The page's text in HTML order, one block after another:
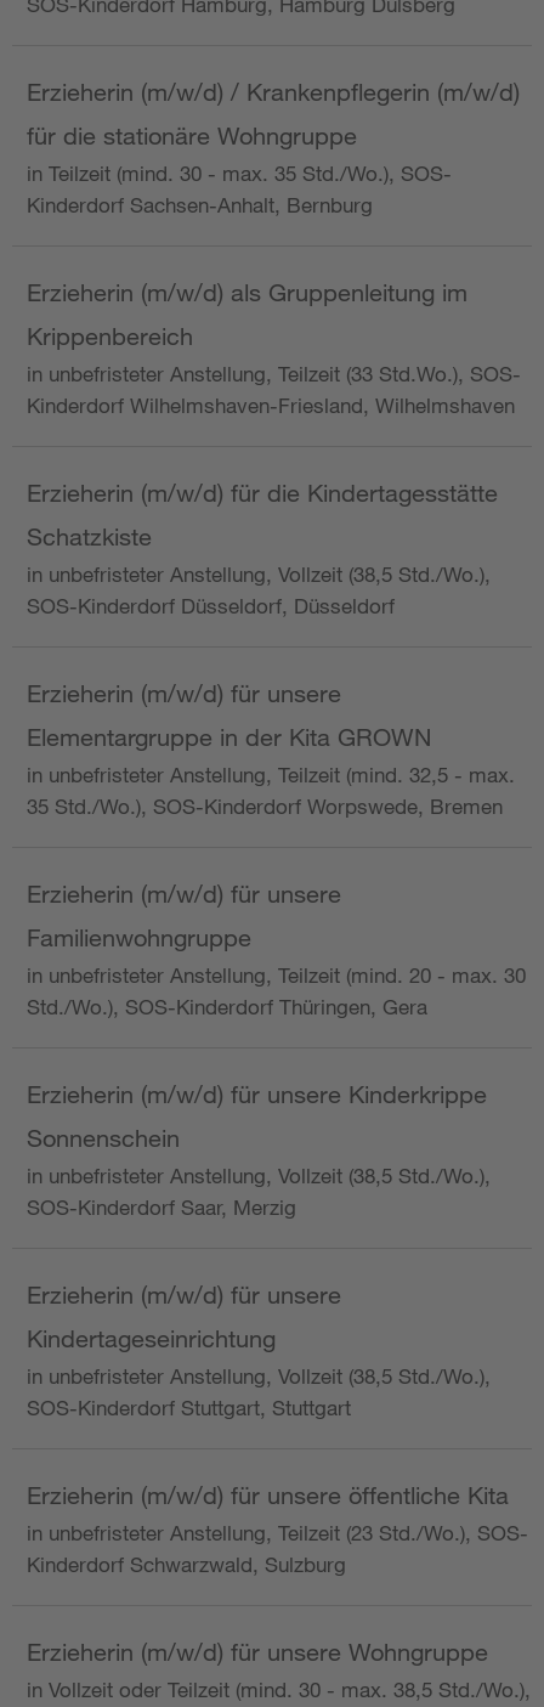
Erzieherin (m/w/d) / Krankenpflegerin (m/w/d)
für die stationäre Wohngruppe
in Teilzeit (mind. 30 - max. 35 Std./Wo.), SOS-
Kinderdorf Sachsen-Anhalt, Bernburg
Erzieherin (m/w/d) als Gruppenleitung im
Krippenbereich
in unbefristeter Anstellung, Teilzeit (33 Std.Wo.), SOS-
Kinderdorf Wilhelmshaven-Friesland, Wilhelmshaven
Erzieherin (m/w/d) für die Kindertagesstätte
Schatzkiste
in unbefristeter Anstellung, Vollzeit (38,5 Std./Wo.),
SOS-Kinderdorf Düsseldorf, Düsseldorf
Erzieherin (m/w/d) für unsere
Elementargruppe in der Kita GROWN
in unbefristeter Anstellung, Teilzeit (mind. 32,5 - max.
35 Std./Wo.), SOS-Kinderdorf Worpswede, Bremen
Erzieherin (m/w/d) für unsere
Familienwohngruppe
in unbefristeter Anstellung, Teilzeit (mind. 20 - max. 30
Std./Wo.), SOS-Kinderdorf Thüringen, Gera
Erzieherin (m/w/d) für unsere Kinderkrippe
Sonnenschein
in unbefristeter Anstellung, Vollzeit (38,5 Std./Wo.),
SOS-Kinderdorf Saar, Merzig
Erzieherin (m/w/d) für unsere
Kindertageseinrichtung
in unbefristeter Anstellung, Vollzeit (38,5 Std./Wo.),
SOS-Kinderdorf Stuttgart, Stuttgart
Erzieherin (m/w/d) für unsere öffentliche Kita
in unbefristeter Anstellung, Teilzeit (23 Std./Wo.), SOS-
Kinderdorf Schwarzwald, Sulzburg
Erzieherin (m/w/d) für unsere Wohngruppe
in Vollzeit oder Teilzeit (mind. 30 - max. 38,5 Std./Wo.),